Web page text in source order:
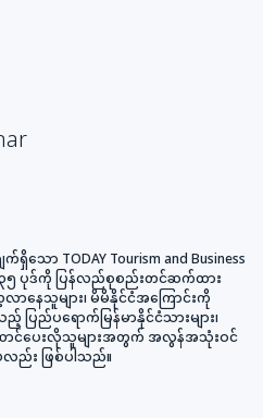
ာ TODAY Tourism and Business
၃၅ ပုဒ်ကို ပြန်လည်စုစည်းတင်ဆက်ထား
နေသူများ၊ မိမိနိုင်ငံအကြောင်းကို
ည်ပရောက်မြန်မာနိုင်ငံသားများ၊
ောင်ပေးလိုသူများအတွက် အလွန်အသုံးဝင်
ည်း ဖြစ်ပါသည်။